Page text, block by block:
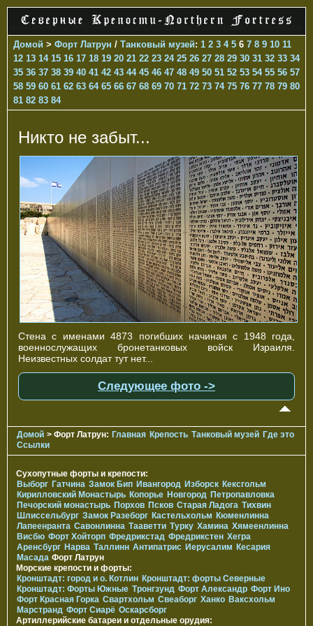
Домой > Форт Латрун / Танковый музей: 1 2 3 4 5 6 7 8 9 10 11
12 13 14 15 16 17 18 19 20 21 22 23 24 25 26 27 28 29 30 31 32 33 34
35 36 37 38 39 40 41 42 43 44 45 46 47 48 49 50 51 52 53 54 55 56 57
58 59 60 61 62 63 64 65 66 67 68 69 70 71 72 73 74 75 76 77 78 79 80
81 82 83 84
Никто не забыт...
Стена с именами 4873 погибших начиная с 1948 года,
военнослужащих бронетанковых войск Израиля.
Неизвестных солдат тут нет...
Следующее фото ->
Домой > Форт Латрун: Главная Крепость Танковый музей Где это
Ссылки
Сухопутные форты и крепости:
Выборг Гатчина Замок Бип Ивангород Изборск Кексгольм
Кирилловский Монастырь Копорье Новгород Петропавловка
Печорcкий монастырь Порхов Псков Старая Ладога Тихвин
Шлиссельбург Замок Разеборг Кастельхольм Кюменлинна
Лапеенранта Савонлинна Тааветти Турку Хамина Хямеенлинна
Висбю Форт Хойторп Фредрикстад Фредрикстен Хегра
Аренсбург Нарва Таллинн Антипатрис Иерусалим Кесария
Масада Форт Латрун
Морские крепости и форты:
Кронштадт: город и о. Котлин Кронштадт: форты Северные
Кронштадт: Форты Южные Тронгзунд Форт Александр Форт Ино
Форт Красная Горка Свартхольм Свеаборг Ханко Ваксхольм
Марстранд Форт Сиарё Оскарсборг
Артиллерийские батареи и отдельные орудия: